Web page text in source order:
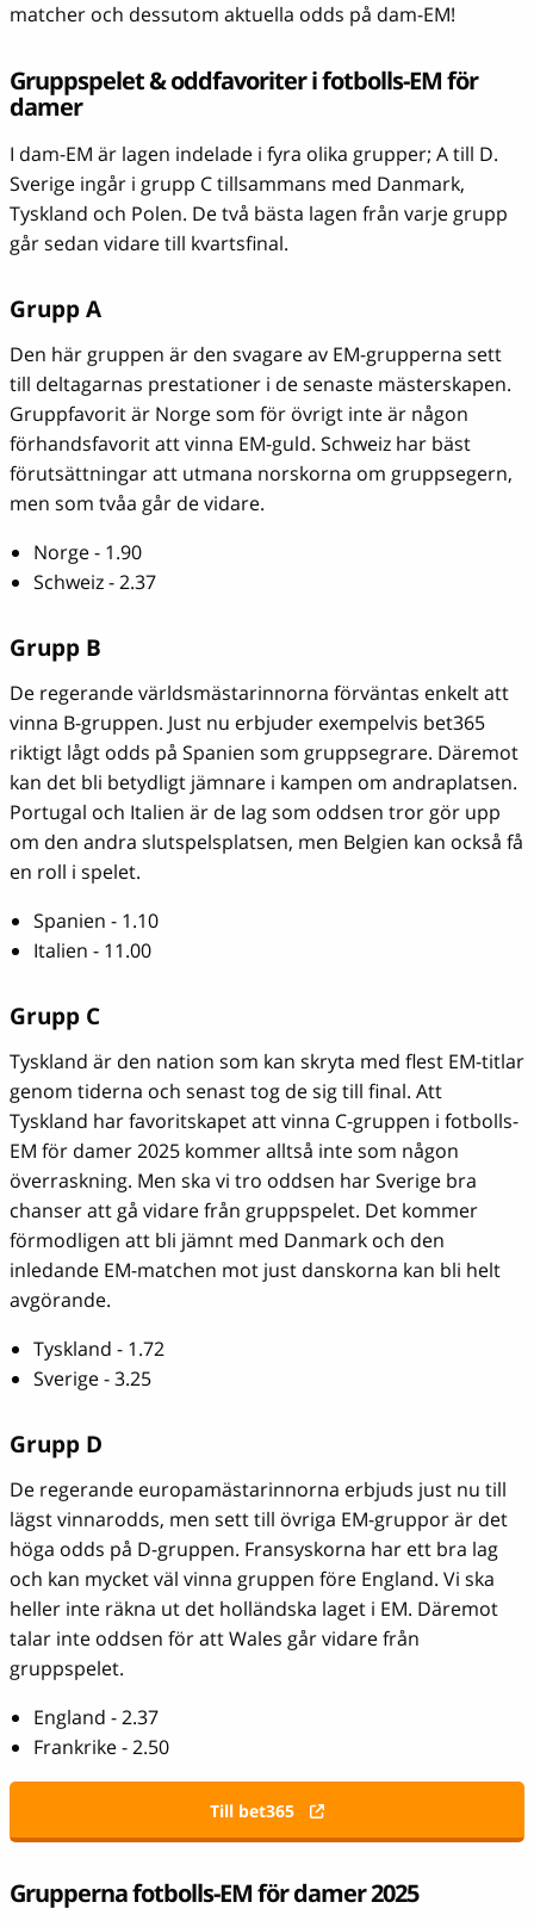
matcher och dessutom aktuella odds på dam-EM!
Gruppspelet & oddfavoriter i fotbolls-EM för
damer
I dam-EM är lagen indelade i fyra olika grupper; A till D.
Sverige ingår i grupp C tillsammans med Danmark,
Tyskland och Polen. De två bästa lagen från varje grupp
går sedan vidare till kvartsfinal.
Grupp A
Den här gruppen är den svagare av EM-grupperna sett
till deltagarnas prestationer i de senaste mästerskapen.
Gruppfavorit är Norge som för övrigt inte är någon
förhandsfavorit att vinna EM-guld. Schweiz har bäst
förutsättningar att utmana norskorna om gruppsegern,
men som tvåa går de vidare.
Norge - 1.90
Schweiz - 2.37
Grupp B
De regerande världsmästarinnorna förväntas enkelt att
vinna B-gruppen. Just nu erbjuder exempelvis bet365
riktigt lågt odds på Spanien som gruppsegrare. Däremot
kan det bli betydligt jämnare i kampen om andraplatsen.
Portugal och Italien är de lag som oddsen tror gör upp
om den andra slutspelsplatsen, men Belgien kan också få
en roll i spelet.
Spanien - 1.10
Italien - 11.00
Grupp C
Tyskland är den nation som kan skryta med flest EM-titlar
genom tiderna och senast tog de sig till final. Att
Tyskland har favoritskapet att vinna C-gruppen i fotbolls-
EM för damer 2025 kommer alltså inte som någon
överraskning. Men ska vi tro oddsen har Sverige bra
chanser att gå vidare från gruppspelet. Det kommer
förmodligen att bli jämnt med Danmark och den
inledande EM-matchen mot just danskorna kan bli helt
avgörande.
Tyskland - 1.72
Sverige - 3.25
Grupp D
De regerande europamästarinnorna erbjuds just nu till
lägst vinnarodds, men sett till övriga EM-gruppor är det
höga odds på D-gruppen. Fransyskorna har ett bra lag
och kan mycket väl vinna gruppen före England. Vi ska
heller inte räkna ut det holländska laget i EM. Däremot
talar inte oddsen för att Wales går vidare från
gruppspelet.
England - 2.37
Frankrike - 2.50
Till bet365
Grupperna fotbolls-EM för damer 2025